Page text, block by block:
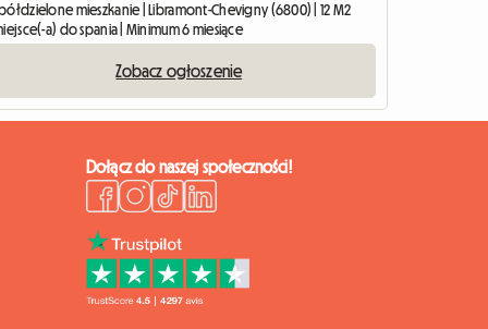
mieszkanie | Libramont-Chevigny (6800) | 12 M2
a) do spania | Minimum 6 miesiące
Zobacz ogłoszenie
Dołącz do naszej społeczności!